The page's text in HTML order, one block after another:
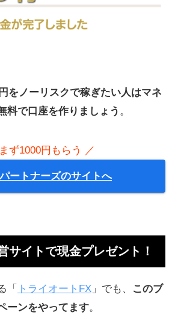
をノーリスクで稼ぎたい人はマネ
料で口座を作りましょう 。
ず1000円もらう ／
ートナーズのサイトへ
サイトで現金プレゼント！
「 トライオートFX 」でも、
このブ
ーンをやってます。